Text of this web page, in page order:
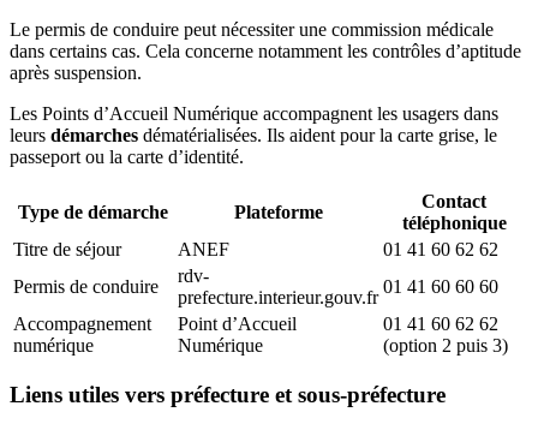
Le permis de conduire peut nécessiter une commission médicale
dans certains cas. Cela concerne notamment les contrôles d’aptitude
après suspension.
Les Points d’Accueil Numérique accompagnent les usagers dans
leurs démarches dématérialisées. Ils aident pour la carte grise, le
passeport ou la carte d’identité.
Type de démarche Plateforme
Contact
téléphonique
Titre de séjour
ANEF
01 41 60 62 62
Permis de conduire
rdv-
prefecture.interieur.gouv.fr
01 41 60 60 60
Accompagnement
numérique
Point d’Accueil
Numérique
01 41 60 62 62
(option 2 puis 3)
Liens utiles vers préfecture et sous-préfecture